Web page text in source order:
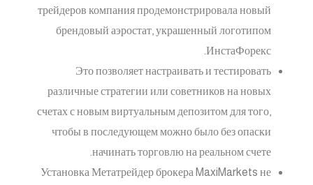
трейдеров компания продемонстрировала новый
брендовый аэростат, украшенный логотипом
ИнстаФорекс.
Это позволяет настраивать и тестировать
различные стратегии или советников на новых
счетах с новым виртуальным депозитом для того,
чтобы в последующем можно было без опаски
начинать торговлю на реальном счете.
Установка Метатрейдер брокера MaxiMarkets не